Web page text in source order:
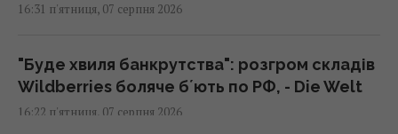
16:31 п'ятниця, 07 серпня 2026
"Буде хвиля банкрутства": розгром складів
Wildberries боляче бʼють по РФ, - Die Welt
16:22 п'ятниця, 07 серпня 2026